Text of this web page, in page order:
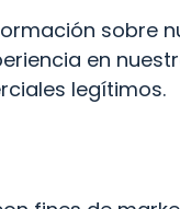
sobre
en
legítimos.